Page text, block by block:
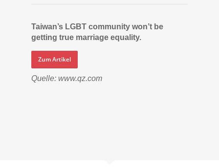
Taiwan’s LGBT community won’t be
getting true marriage equality.
Zum Artikel
Quelle: www.qz.com